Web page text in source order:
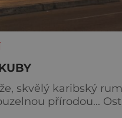
skvělý karibský
přírodou...